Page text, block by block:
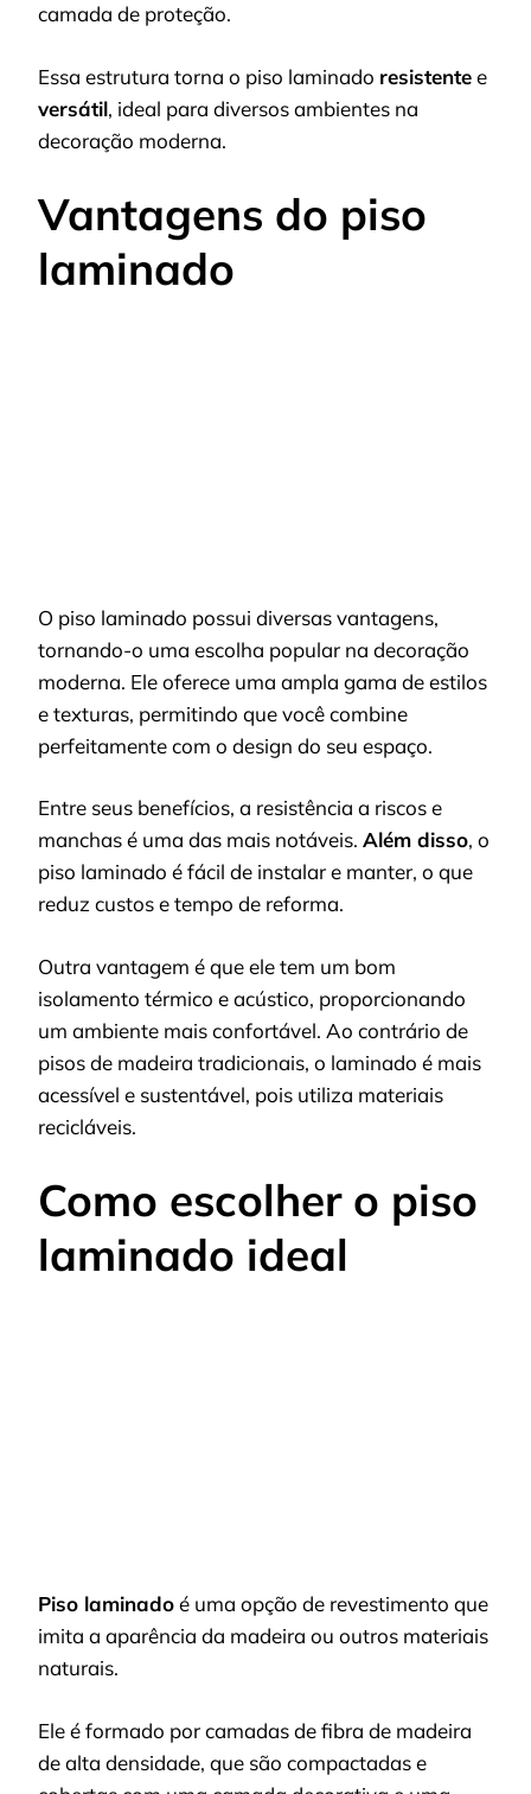
camada de proteção.
Essa estrutura torna o piso laminado resistentee
versátil, ideal para diversos ambientes na
decoração moderna.
Vantagens do piso
laminado
O piso laminado possui diversas vantagens,
tornando-o uma escolha popular na decoração
moderna. Ele oferece uma ampla gama de estilos
e texturas, permitindo que você combine
perfeitamente com o design do seu espaço.
Entre seus benefícios, a resistência a riscos e
manchas é uma das mais notáveis. Além disso, o
piso laminado é fácil de instalar e manter, o que
reduz custos e tempo de reforma.
Outra vantagem é que ele tem um bom
isolamento térmico e acústico, proporcionando
um ambiente mais confortável. Ao contrário de
pisos de madeira tradicionais, o laminado é mais
acessível e sustentável, pois utiliza materiais
recicláveis.
Como escolher o piso
laminado ideal
Piso laminadoé uma opção de revestimento que
imita a aparência da madeira ou outros materiais
naturais.
Ele é formado por camadas de fibra de madeira
de alta densidade, que são compactadas e